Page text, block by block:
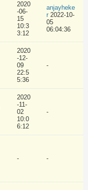
2020
-06-
15
10:3
3:12
anjayheke
r 2022-10-
05
06:04:36
2020
-12-
09
22:5
5:36
-
2020
-11-
02
10:0
6:12
-
- -